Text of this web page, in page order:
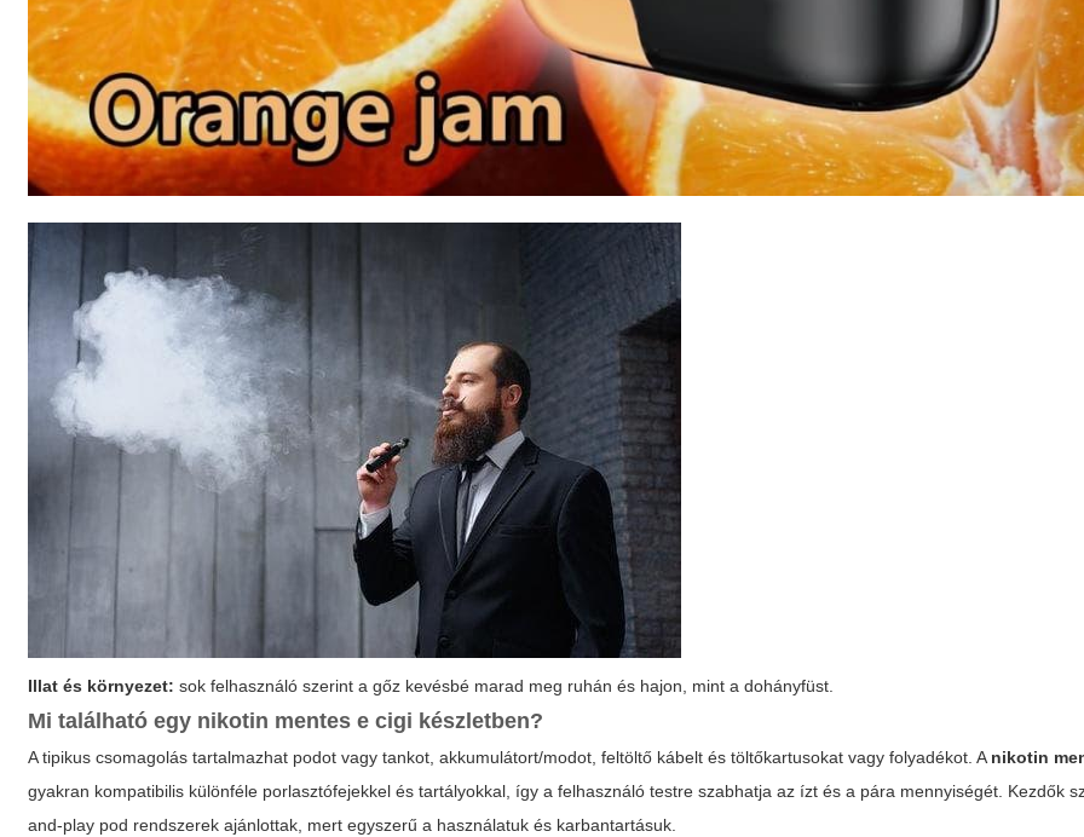
Illat és környezet: sok felhasználó szerint a gőz kevésbé marad meg ruhán és hajon, mint a dohányfüst.
Mi található egy nikotin mentes e cigi készletben?
A tipikus csomagolás tartalmazhat podot vagy tankot, akkumulátort/modot, feltöltő kábelt és töltőkartusokat vagy folyadékot. Anikotin
gyakran kompatibilis különféle porlasztófejekkel és tartályokkal, így a felhasználó testre szabhatja az ízt és a pára mennyiségét. Kezdők
and-play pod rendszerek ajánlottak, mert egyszerű a használatuk és karbantartásuk.